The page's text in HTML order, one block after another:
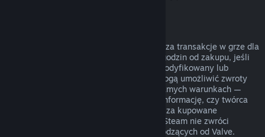
Steam będzie w stanie zwrócić pieniądze za transakcje w grze dla
wszystkich tytułów od Valve w ciągu 48 godzin od zakupu, jeśli
zakupiony przedmiot nie został użyty, zmodyfikowany lub
wymieniony. Twórcy innych produktów mogą umożliwić zwroty
pieniędzy za transakcje w grze na tych samych warunkach —
przed dokonaniem transakcji otrzymasz informację, czy twórca
gry umożliwił żądania zwrotów pieniędzy za kupowane
przedmioty. W pozostałych przypadkach Steam nie zwróci
pieniędzy za transakcje w grach niepochodzących od Valve.